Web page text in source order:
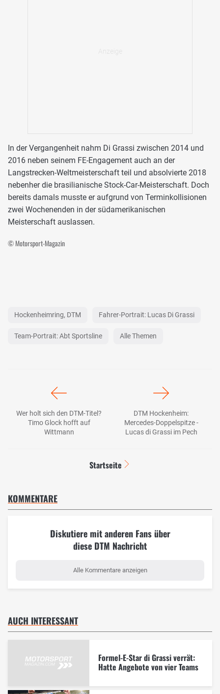
In der Vergangenheit nahm Di Grassi zwischen 2014 und
2016 neben seinem FE-Engagement auch an der
Langstrecken-Weltmeisterschaft teil und absolvierte 2018
nebenher die brasilianische Stock-Car-Meisterschaft. Doch
bereits damals musste er aufgrund von Terminkollisionen
zwei Wochenenden in der südamerikanischen
Meisterschaft auslassen.
© Motorsport-Magazin
Hockenheimring, DTM Fahrer-Portrait: Lucas Di Grassi
Team-Portrait: Abt Sportsline Alle Themen
Wer holt sich den DTM-Titel?
Timo Glock hofft auf
Wittmann
DTM Hockenheim:
Mercedes-Doppelspitze -
Lucas di Grassi im Pech
Startseite
KOMMENTARE
Diskutiere mit anderen Fans über
diese DTM Nachricht
Alle Kommentare anzeigen
AUCH INTERESSANT
Formel-E-Star di Grassi verrät:
Hatte Angebote von vier Teams